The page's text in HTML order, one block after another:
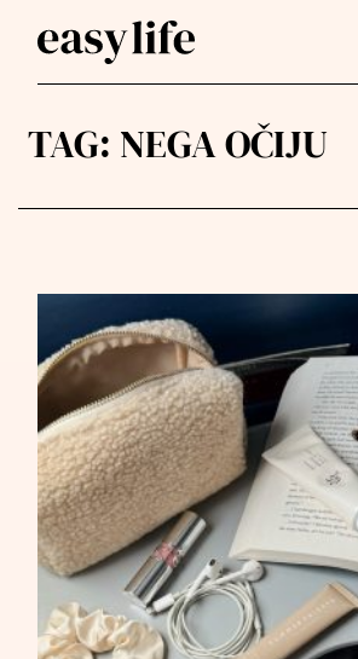
TAG: NEGA OČIJU